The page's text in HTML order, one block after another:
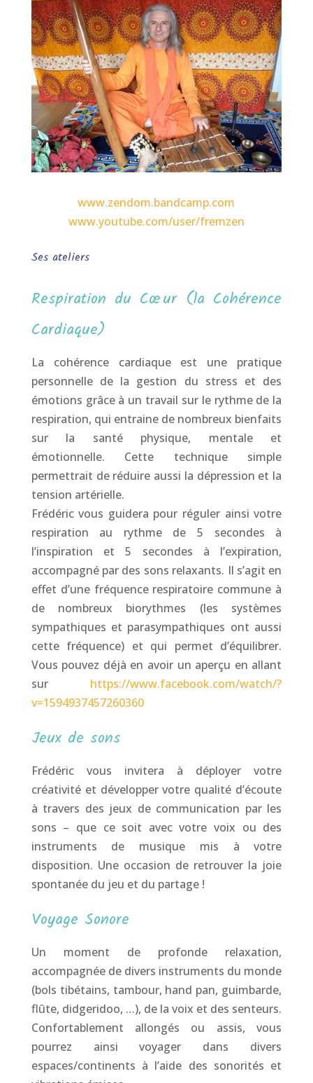
www.zendom.bandcamp.com
www.youtube.com/user/fremzen
Ses ateliers
Respiration du Cœur (la Cohérence
Cardiaque)
La cohérence cardiaque est une pratique
personnelle de la gestion du stress et des
émotions grâce à un travail sur le rythme de la
respiration, qui entraine de nombreux bienfaits
sur la santé physique, mentale et
émotionnelle. Cette technique simple
permettrait de réduire aussi la dépression et la
tension artérielle.
Frédéric vous guidera pour réguler ainsi votre
respiration au rythme de 5 secondes à
l’inspiration et 5 secondes à l’expiration,
accompagné par des sons relaxants. Il s’agit en
effet d’une fréquence respiratoire commune à
de nombreux biorythmes (les systèmes
sympathiques et parasympathiques ont aussi
cette fréquence) et qui permet d’équilibrer.
Vous pouvez déjà en avoir un aperçu en allant
sur https://www.facebook.com/watch/?
v=1594937457260360
Jeux de sons
Frédéric vous invitera à déployer votre
créativité et développer votre qualité d’écoute
à travers des jeux de communication par les
sons – que ce soit avec votre voix ou des
instruments de musique mis à votre
disposition. Une occasion de retrouver la joie
spontanée du jeu et du partage !
Voyage Sonore
Un moment de profonde relaxation,
accompagnée de divers instruments du monde
(bols tibétains, tambour, hand pan, guimbarde,
flûte, didgeridoo, …), de la voix et des senteurs.
Confortablement allongés ou assis, vous
pourrez ainsi voyager dans divers
espaces/continents à l’aide des sonorités et